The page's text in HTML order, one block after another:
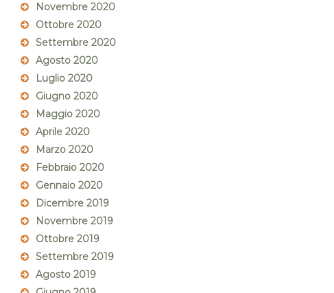
Novembre 2020
Ottobre 2020
Settembre 2020
Agosto 2020
Luglio 2020
Giugno 2020
Maggio 2020
Aprile 2020
Marzo 2020
Febbraio 2020
Gennaio 2020
Dicembre 2019
Novembre 2019
Ottobre 2019
Settembre 2019
Agosto 2019